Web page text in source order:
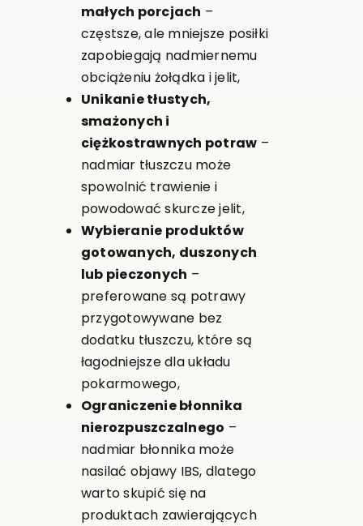
małych porcjach –
częstsze, ale mniejsze posiłki
zapobiegają nadmiernemu
obciążeniu żołądka i jelit,
Unikanie tłustych,
smażonych i
ciężkostrawnych potraw –
nadmiar tłuszczu może
spowolnić trawienie i
powodować skurcze jelit,
Wybieranie produktów
gotowanych, duszonych
lub pieczonych –
preferowane są potrawy
przygotowywane bez
dodatku tłuszczu, które są
łagodniejsze dla układu
pokarmowego,
Ograniczenie błonnika
nierozpuszczalnego –
nadmiar błonnika może
nasilać objawy IBS, dlatego
warto skupić się na
produktach zawierających